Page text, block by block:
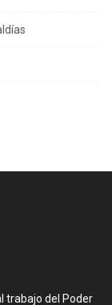
trabajo del Poder